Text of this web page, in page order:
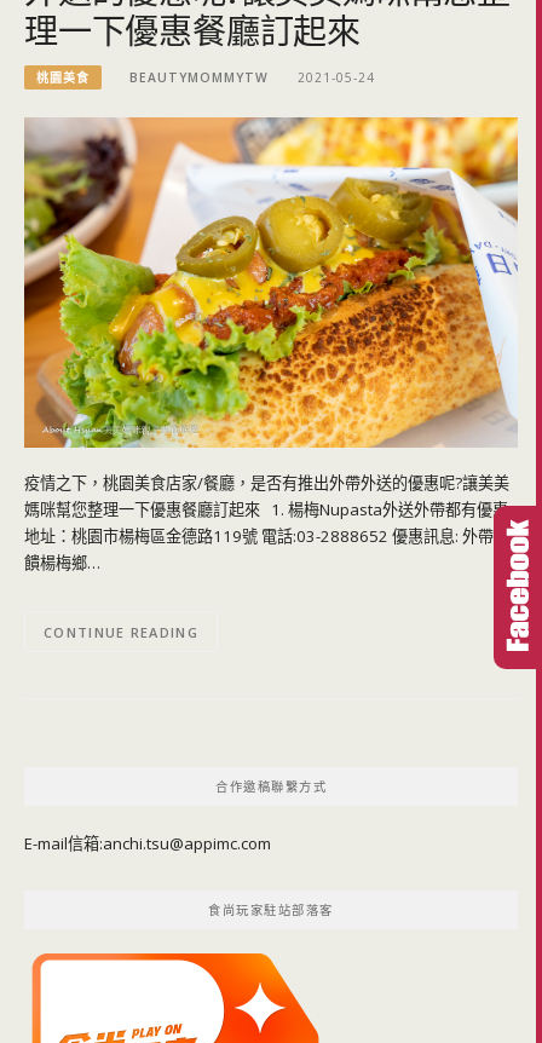
理一下優惠餐廳訂起來
桃園美食 BEAUTYMOMMYTW 2021-05-24
疫情之下，桃園美食店家/餐廳，是否有推出外帶外送的優惠呢?讓美美
媽咪幫您整理一下優惠餐廳訂起來 1. 楊梅Nupasta外送外帶都有優惠
地址：桃園市楊梅區金德路119號 電話:03-2888652 優惠訊息: 外帶回
饋楊梅鄉…
CONTINUE READING
合作邀稿聯繫方式
E-mail信箱:anchi.tsu@appimc.com
食尚玩家駐站部落客